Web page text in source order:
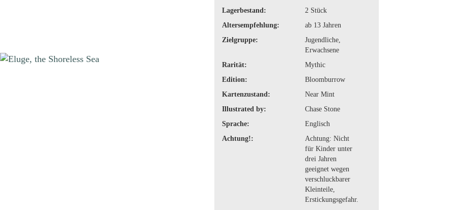
Lagerbestand: 2 Stück
Altersempfehlung:
ab 13 Jahren
Zielgruppe:
Jugendliche,
Erwachsene
Rarität:
Mythic
Edition:
Bloomburrow
Kartenzustand:
Near Mint
Illustrated by:
Chase Stone
Sprache:
Englisch
Achtung!:
Achtung: Nicht
für Kinder unter
drei Jahren
geeignet wegen
verschluckbarer
Kleinteile,
Erstickungsgefahr.